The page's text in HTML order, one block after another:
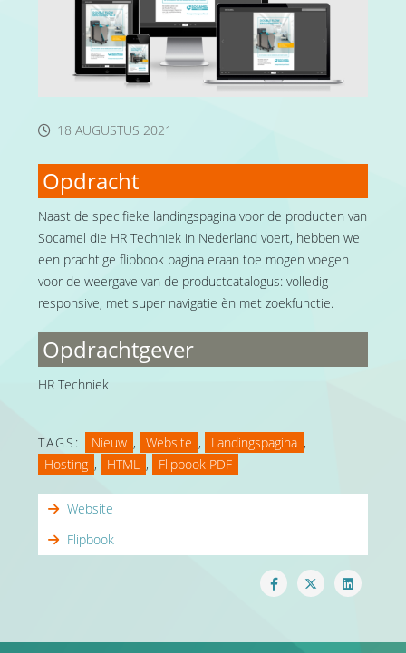
18 AUGUSTUS 2021
Opdracht
Naast de specifieke landingspagina voor de producten van
Socamel die HR Techniek in Nederland voert, hebben we
een prachtige flipbook pagina eraan toe mogen voegen
voor de weergave van de productcatalogus: volledig
responsive, met super navigatie èn met zoekfunctie.
Opdrachtgever
HR Techniek
TAGS: Nieuw , Website , Landingspagina ,
Hosting , HTML , Flipbook PDF
Website
Flipbook